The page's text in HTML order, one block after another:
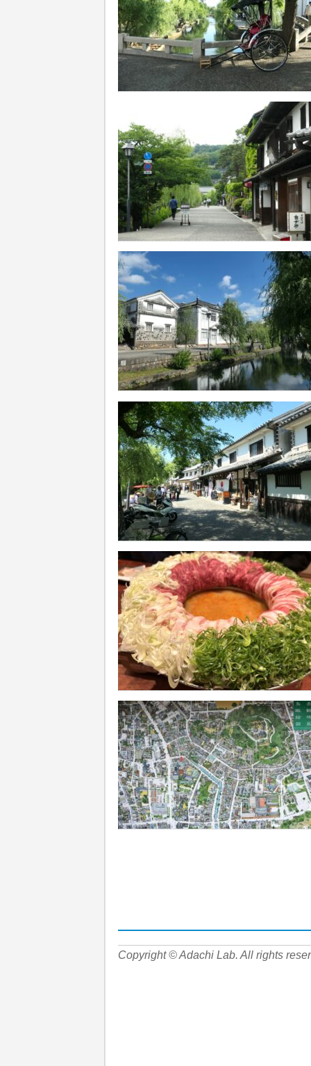
Copyright © Adachi Lab. All rights